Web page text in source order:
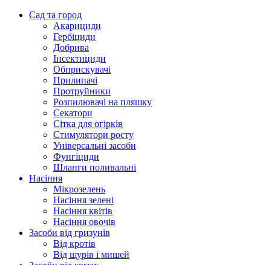
Сад та город
Акарициди
Гербіциди
Добрива
Інсектициди
Обприскувачі
Прилипачі
Протруйники
Розпилювачі на пляшку
Секатори
Сітка для огірків
Стимулятори росту
Універсальні засоби
Фунгіциди
Шланги поливальні
Насіння
Мікрозелень
Насіння зелені
Насіння квітів
Насіння овочів
Засоби від гризунів
Від кротів
Від щурів і мишей